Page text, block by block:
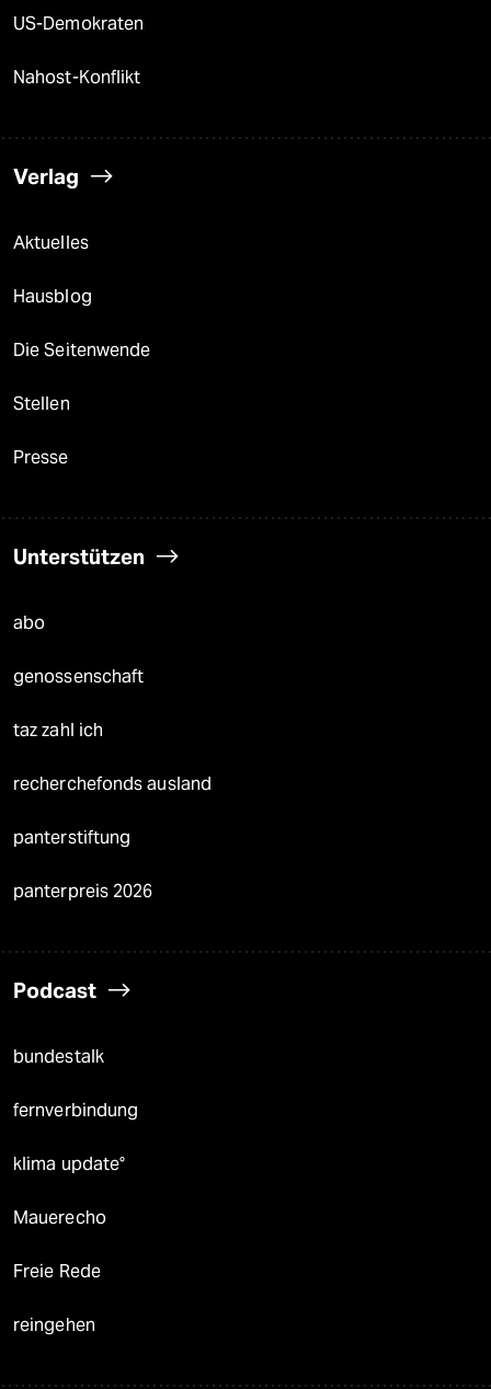
US-Demokraten
Nahost-Konflikt
Verlag
Aktuelles
Hausblog
Die Seitenwende
Stellen
Presse
Unterstützen
abo
genossenschaft
taz zahl ich
recherchefonds ausland
panterstiftung
panterpreis 2026
Podcast
bundestalk
fernverbindung
klima update°
Mauerecho
Freie Rede
reingehen